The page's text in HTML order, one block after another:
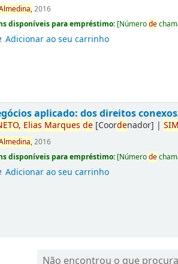
2016
disponíveis para empréstimo: [Númerode
Adicionar ao seu carrinho
aplicado: dos direitos
Elias Marques de [Coordenador] |
2016
disponíveis para empréstimo: [Númerode
Adicionar ao seu carrinho